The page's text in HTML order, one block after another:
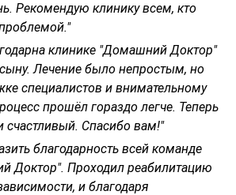
Рекомендую клинику всем, кто
клинике "Домашний Доктор"
Лечение было непростым, но
специалистов и внимательному
прошёл гораздо легче. Теперь
Спасибо вам!"
благодарность всей команде
Доктор". Проходил реабилитацию
и благодаря